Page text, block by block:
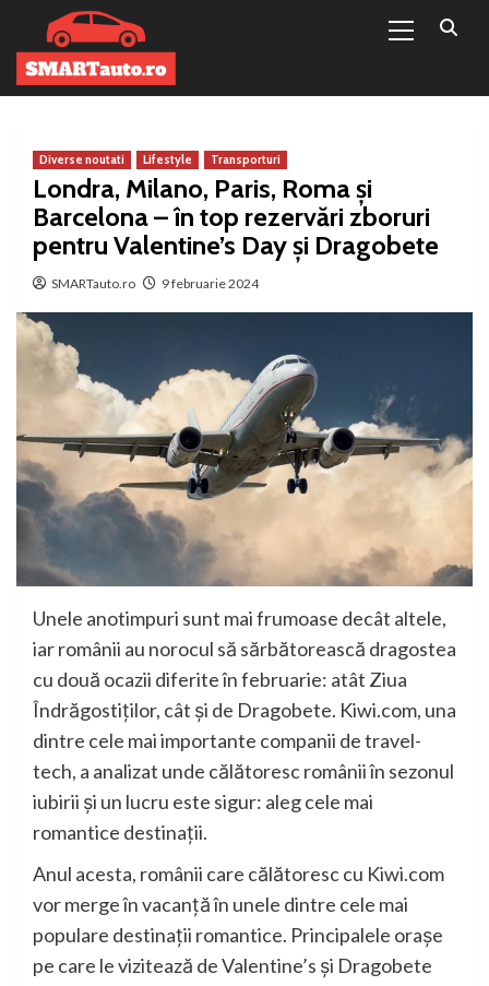
conținut
Menu
Diverse noutati Lifestyle Transporturi
Londra, Milano, Paris, Roma și
Barcelona – în top rezervări zboruri
pentru Valentine’s Day și Dragobete
SMARTauto.ro 9 februarie 2024
Unele anotimpuri sunt mai frumoase decât altele,
iar românii au norocul să sărbătorească dragostea
cu două ocazii diferite în februarie: atât Ziua
Îndrăgostiților, cât și de Dragobete. Kiwi.com, una
dintre cele mai importante companii de travel-
tech, a analizat unde călătoresc românii în sezonul
iubirii și un lucru este sigur: aleg cele mai
romantice destinații.
Anul acesta, românii care călătoresc cu Kiwi.com
vor merge în vacanță în unele dintre cele mai
populare destinații romantice. Principalele orașe
pe care le vizitează de Valentine’s și Dragobete